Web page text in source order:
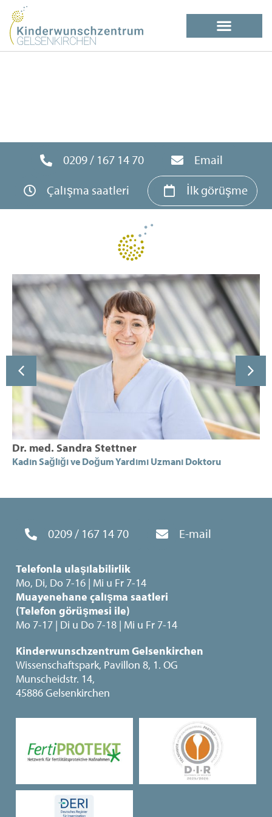
0209 / 167 14 70
Email
Çalışma saatleri
İlk görüşme
Dr. med. Sandra Stettner
Kadın Sağlığı ve Doğum Yardımı Uzmanı Doktoru
0209 / 167 14 70 E-mail
Telefonla ulaşılabilirlik
Mo, Di, Do 7-16 | Mi u Fr 7-14
Muayenehane çalışma saatleri
(Telefon görüşmesi ile)
Mo 7-17 | Di u Do 7-18 | Mi u Fr 7-14
Kinderwunschzentrum Gelsenkirchen
Wissenschaftspark, Pavillon 8, 1. OG
Munscheidstr. 14,
45886 Gelsenkirchen